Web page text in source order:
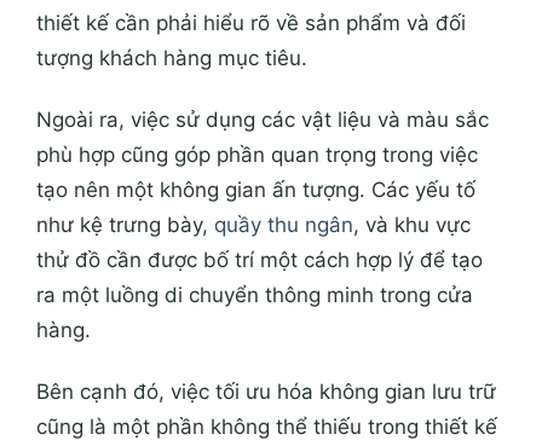
thiết kế cần phải hiểu rõ về sản phẩm và đối
tượng khách hàng mục tiêu.
Ngoài ra, việc sử dụng các vật liệu và màu sắc
phù hợp cũng góp phần quan trọng trong việc
tạo nên một không gian ấn tượng. Các yếu tố
như kệ trưng bày, quầy thu ngân, và khu vực
thử đồ cần được bố trí một cách hợp lý để tạo
ra một luồng di chuyển thông minh trong cửa
hàng.
Bên cạnh đó, việc tối ưu hóa không gian lưu trữ
cũng là một phần không thể thiếu trong thiết kế